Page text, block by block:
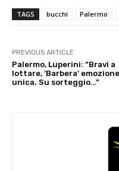
TAGS bucchi Palermo
PREVIOUS ARTICLE
Palermo, Luperini: “Bravi a
lottare, ‘Barbera’ emozione
unica. Su sorteggio…”